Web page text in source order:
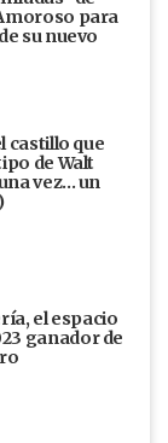
para
su nuevo
castillo que
de Walt
vez... un
el espacio
ganador de